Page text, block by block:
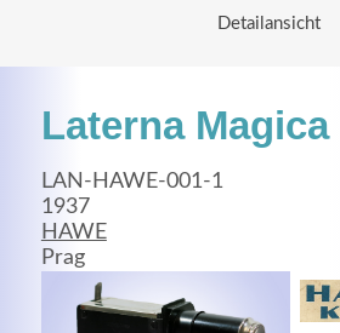
Detailansicht
Laterna Magica
LAN-HAWE-001-1
1937
HAWE
Prag
Lorem ipsum dolor sit amet,
elit. Aenean commodo ligula